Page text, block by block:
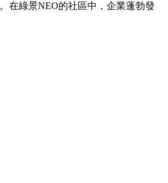
在綠景NEO的社區中，企業蓬勃發